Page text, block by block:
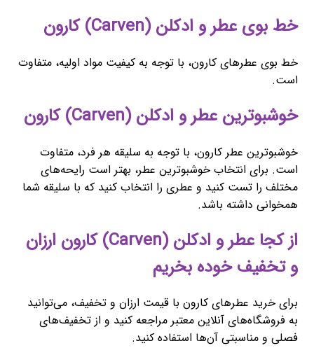
خط بوی عطر و ادکلن (Carven) کارون
خط بوی عطرهای کارون، با توجه به کیفیت مواد اولیه، متفاوت
است.
خوشبوترین عطر و ادکلن (Carven) کارون
خوشبوترین عطر کارون، با توجه به سلیقه هر فرد، متفاوت
است. برای انتخاب خوشبوترین عطر، بهتر است رایحه‌های
مختلف را تست کنید و عطری را انتخاب کنید که با سلیقه شما
همخوانی داشته باشد.
از کجا عطر و ادکلن (Carven) کارون ارزان
و تخفیف خوده بخریم
برای خرید عطرهای کارون با قیمت ارزان و تخفیف، می‌توانید
به فروشگاه‌های آنلاین معتبر مراجعه کنید و از تخفیف‌های
فصلی و مناسبتی آن‌ها استفاده کنید.